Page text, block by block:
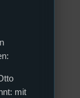
mit